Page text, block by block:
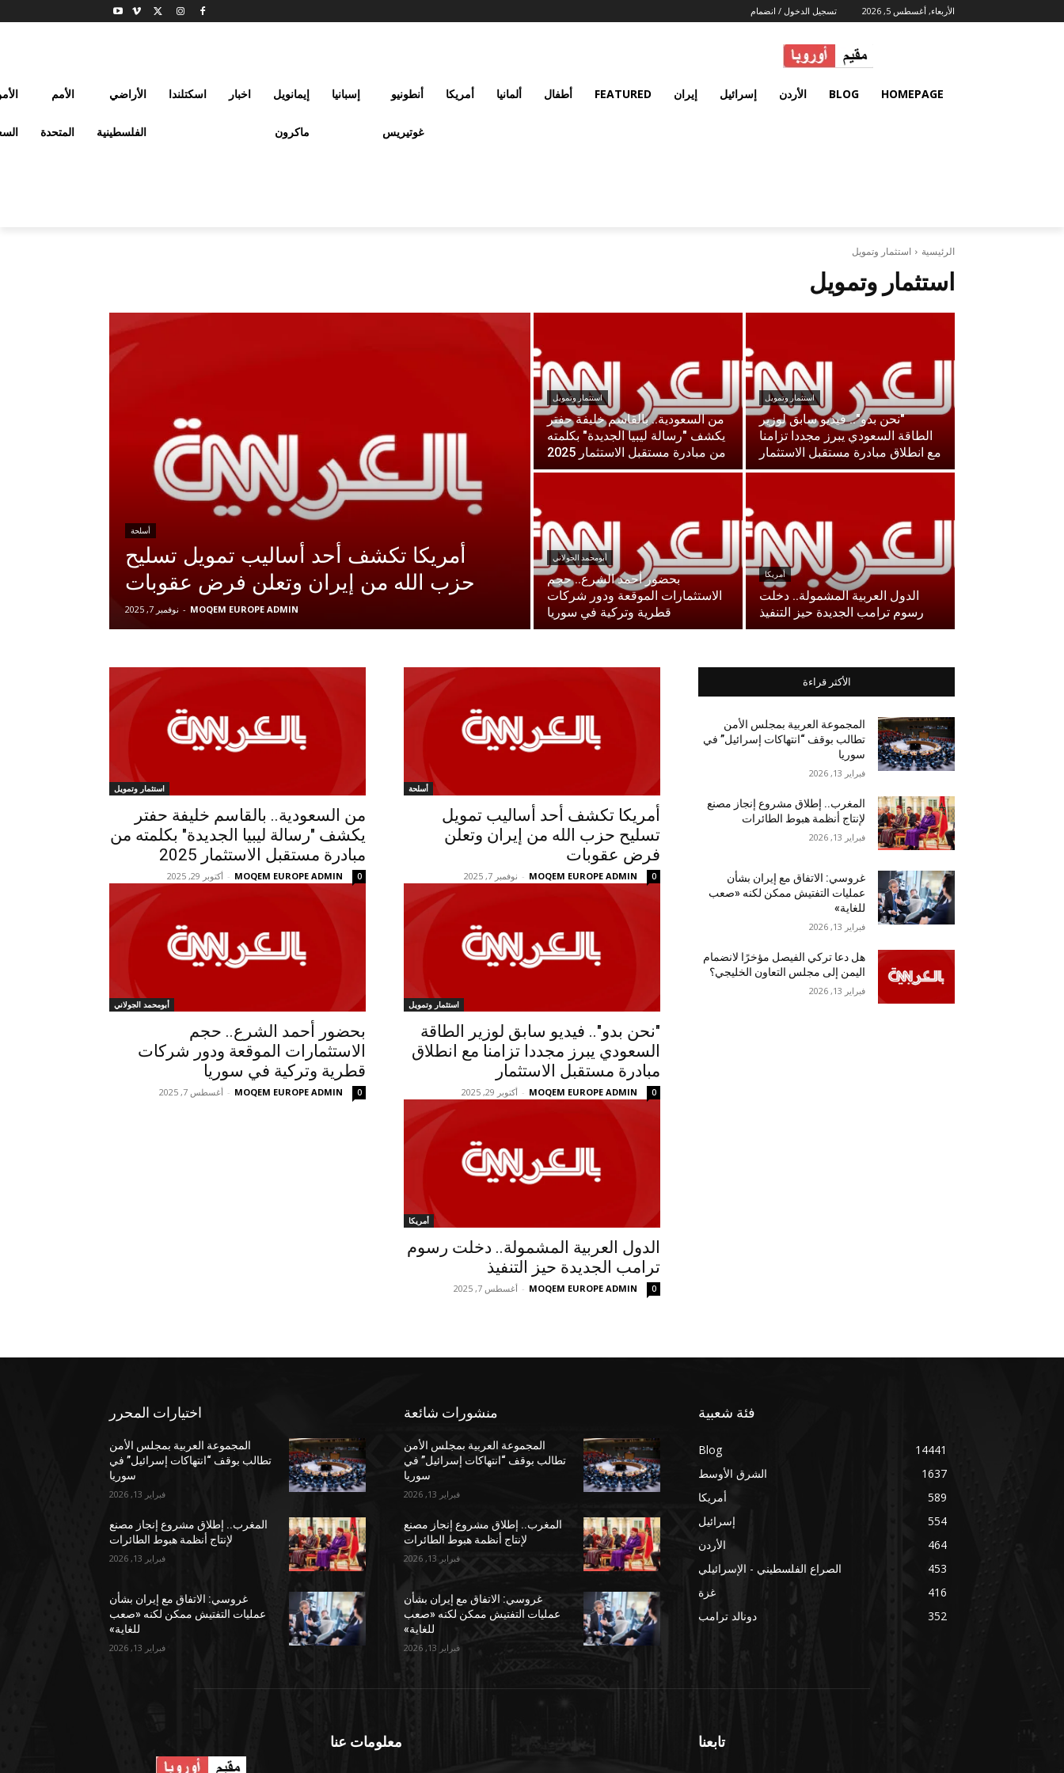
الأربعاء, أغسطس 5, 2026 تسجيل الدخول / انضمام
HOMEPAGE
BLOG الأردن إسرائيل إيران FEATURED أطفال ألمانيا أمريكا أنطونيو
غوتيريس
إسبانيا إيمانويل
ماكرون
اخبار اسكتلندا الأراضي
الفلسطينية
الأمم
المتحدة
الرئيسية استثمار وتمويل
استثمار وتمويل
أسلحة
أمريكا تكشف أحد أساليب تمويل تسليح
حزب الله من إيران وتعلن فرض عقوبات
MOQEM EUROPE ADMIN
- نوفمبر 7, 2025
استثمار وتمويل
من السعودية.. بالقاسم خليفة حفتر
يكشف "رسالة ليبيا الجديدة" بكلمته
من مبادرة مستقبل الاستثمار 2025
استثمار وتمويل
"نحن بدو".. فيديو سابق لوزير
الطاقة السعودي يبرز مجددا تزامنا
مع انطلاق مبادرة مستقبل الاستثمار
أبومحمد الجولاني
بحضور أحمد الشرع.. حجم
الاستثمارات الموقعة ودور شركات
قطرية وتركية في سوريا
أمريكا
الدول العربية المشمولة.. دخلت
رسوم ترامب الجديدة حيز التنفيذ
أسلحة
أمريكا تكشف أحد أساليب تمويل
تسليح حزب الله من إيران وتعلن
فرض عقوبات
MOQEM EUROPE ADMIN
- نوفمبر 7, 2025 0
استثمار وتمويل
من السعودية.. بالقاسم خليفة حفتر
يكشف "رسالة ليبيا الجديدة" بكلمته من
مبادرة مستقبل الاستثمار 2025
MOQEM EUROPE ADMIN
- أكتوبر 29, 2025 0
استثمار وتمويل
"نحن بدو".. فيديو سابق لوزير الطاقة
السعودي يبرز مجددا تزامنا مع انطلاق
مبادرة مستقبل الاستثمار
MOQEM EUROPE ADMIN
- أكتوبر 29, 2025 0
أبومحمد الجولاني
بحضور أحمد الشرع.. حجم
الاستثمارات الموقعة ودور شركات
قطرية وتركية في سوريا
MOQEM EUROPE ADMIN
- أغسطس 7, 2025 0
أمريكا
الدول العربية المشمولة.. دخلت رسوم
ترامب الجديدة حيز التنفيذ
MOQEM EUROPE ADMIN
- أغسطس 7, 2025 0
الأكثر قراءة
المجموعة العربية بمجلس الأمن
تطالب بوقف “انتهاكات إسرائيل” في
سوريا
فبراير 13, 2026
المغرب.. إطلاق مشروع إنجاز مصنع
لإنتاج أنظمة هبوط الطائرات
فبراير 13, 2026
غروسي: الاتفاق مع إيران بشأن
عمليات التفتيش ممكن لكنه «صعب
للغاية»
فبراير 13, 2026
هل دعا تركي الفيصل مؤخرًا لانضمام
اليمن إلى مجلس التعاون الخليجي؟
فبراير 13, 2026
اختيارات المحرر
المجموعة العربية بمجلس الأمن
تطالب بوقف “انتهاكات إسرائيل” في
سوريا
فبراير 13, 2026
المغرب.. إطلاق مشروع إنجاز مصنع
لإنتاج أنظمة هبوط الطائرات
فبراير 13, 2026
غروسي: الاتفاق مع إيران بشأن
عمليات التفتيش ممكن لكنه «صعب
للغاية»
فبراير 13, 2026
منشورات شائعة
المجموعة العربية بمجلس الأمن
تطالب بوقف “انتهاكات إسرائيل” في
سوريا
فبراير 13, 2026
المغرب.. إطلاق مشروع إنجاز مصنع
لإنتاج أنظمة هبوط الطائرات
فبراير 13, 2026
غروسي: الاتفاق مع إيران بشأن
عمليات التفتيش ممكن لكنه «صعب
للغاية»
فبراير 13, 2026
فئة شعبية
Blog
14441
الشرق الأوسط
1637
أمريكا
589
إسرائيل
554
الأردن
464
الصراع الفلسطيني - الإسرائيلي
453
غزة
416
دونالد ترامب
352
معلومات عنا تابعنا